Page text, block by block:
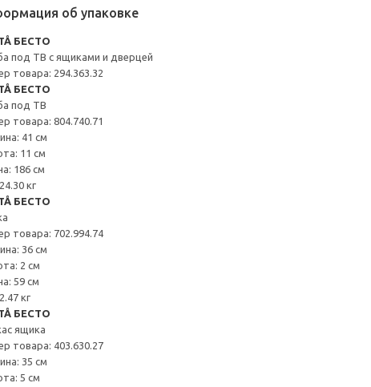
об упаковке
БЕСТО
под ТВ с ящиками и дверцей
товара: 294.363.32
БЕСТО
под ТВ
товара: 804.740.71
41 см
11 см
186 см
кг
БЕСТО
товара: 702.994.74
36 см
2 см
59 см
кг
БЕСТО
ящика
товара: 403.630.27
35 см
5 см